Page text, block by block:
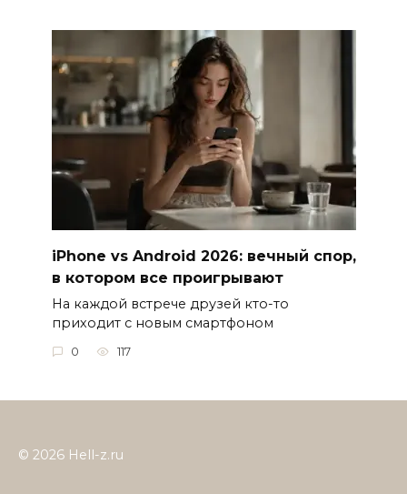
iPhone vs Android 2026: вечный спор,
в котором все проигрывают
На каждой встрече друзей кто-то
приходит с новым смартфоном
0 117
© 2026 Hell-z.ru